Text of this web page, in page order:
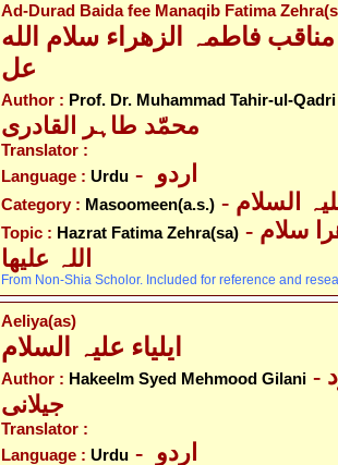
Ad-Durad Baida fee Manaqib Fatima
فاطمہ الزھراء سلام الله
عل
Author : Prof. Dr. Muhammad Tahir-ul-Qadri
محمّد طاہر القادری
Translator :
Language : Urdu
Category : Masoomeen(a.s.)
Topic : Hazrat Fatima Zehra(sa) - حضرت فاطمہ زھرا سلام
اللہ علیھا
From Non-Shia Scholor. Included for reference and
Aeliya(as)
Author : Hakeelm Syed Mehmood Gilani - حکیم سیّد محمود
جیلانی
Translator :
Language : Urdu